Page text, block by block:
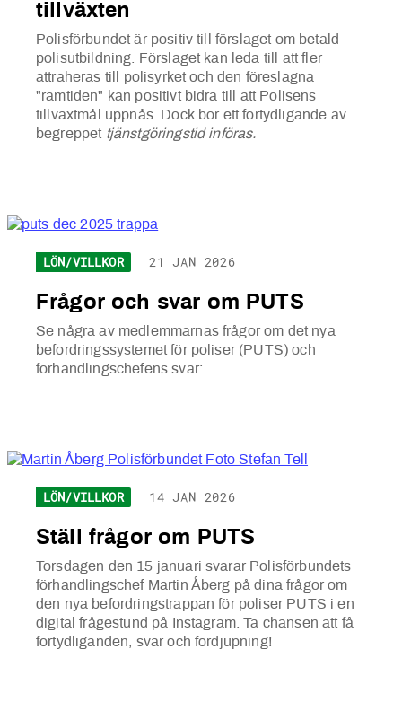
tillväxten
Polisförbundet är positiv till förslaget om betald
polisutbildning. Förslaget kan leda till att fler
attraheras till polisyrket och den föreslagna
"ramtiden" kan positivt bidra till att Polisens
tillväxtmål uppnås. Dock bör ett förtydligande av
begreppet tjänstgöringstid införas.
LÖN/VILLKOR 21 JAN 2026
Frågor och svar om PUTS
Se några av medlemmarnas frågor om det nya
befordringssystemet för poliser (PUTS) och
förhandlingschefens svar:
LÖN/VILLKOR 14 JAN 2026
Ställ frågor om PUTS
Torsdagen den 15 januari svarar Polisförbundets
förhandlingschef Martin Åberg på dina frågor om
den nya befordringstrappan för poliser PUTS i en
digital frågestund på Instagram. Ta chansen att få
förtydliganden, svar och fördjupning!